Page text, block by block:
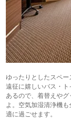
ゆったりとしたスペ
遠征に嬉しいバス・
あるので、着替えや
よ。空気加湿清浄機
適に過ごせます。